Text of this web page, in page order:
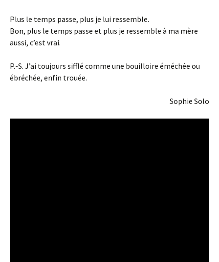
Plus le temps passe, plus je lui ressemble.
Bon, plus le temps passe et plus je ressemble à ma mère
aussi, c’est vrai.
P.-S. J’ai toujours sifflé comme une bouilloire éméchée ou
ébréchée, enfin trouée.
Sophie Solo